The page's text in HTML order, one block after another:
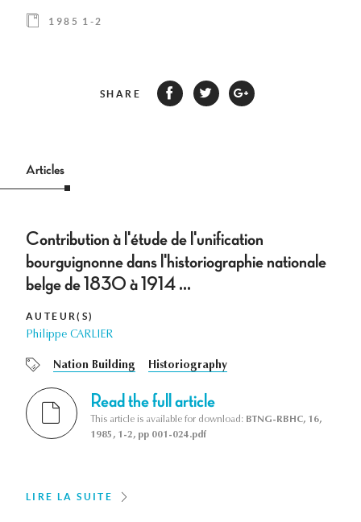
1985 1-2
SHARE
Articles
Contribution à l'étude de l'unification
bourguignonne dans l'historiographie nationale
belge de 1830 à 1914 ...
AUTEUR(S)
Philippe CARLIER
Nation Building Historiography
Read the full article
This article is available for download: BTNG-RBHC, 16,
1985, 1-2, pp 001-024.pdf
LIRE LA SUITE